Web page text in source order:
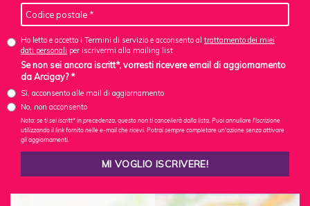
Ho letto e accetto i Termini di servizio e acconsento al trattamento dei miei
dati personali per iscrivermi alla mailing list
Se non sei ancora iscritt*, vorresti ricevere email di aggiornamento
da Arcigay? *
Sì, acconsento alle mail di aggiornamento
No, non acconsento
Nota: se ti sei iscritt* in precedenza, questo non ti cancellerà dalla lista. Puoi annullare l'iscrizione
utilizzando il link fornito nelle e-mail che ricevi. Potrai sempre completare un'azione senza attivare
gli aggiornamenti.